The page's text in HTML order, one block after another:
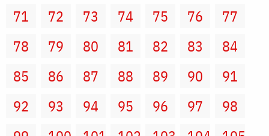
71
72 73 74 75 76
77
78
79 80 81 82 83
84
85
86 87 88 89 90
91
92
93 94 95 96 97
98